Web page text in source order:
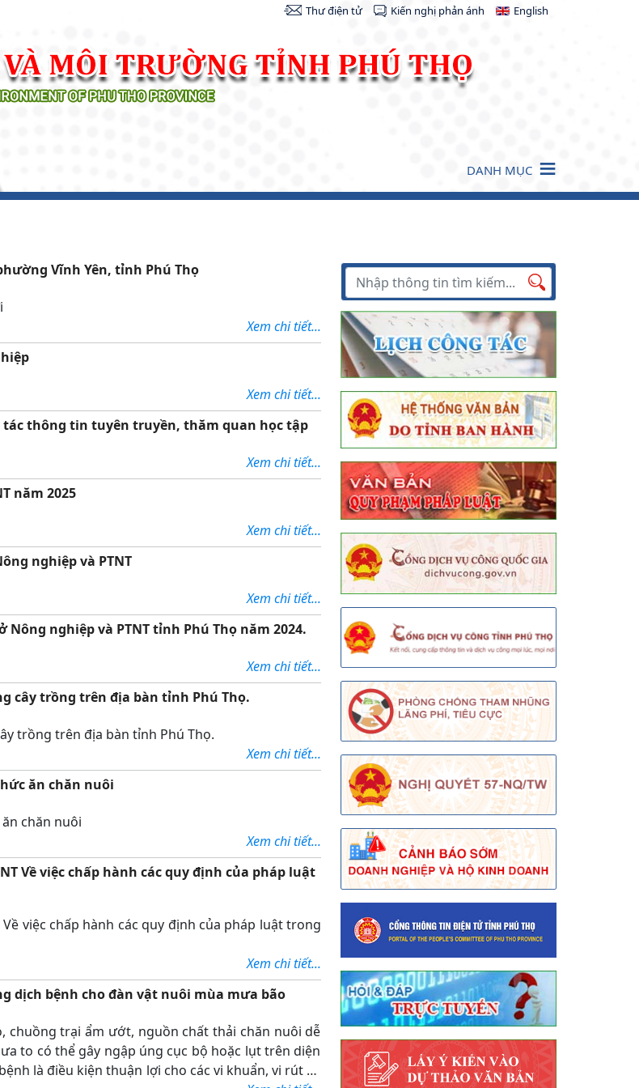
Thư điện tử Kiến nghị phản ánh English
DANH MỤC
Vĩnh Yên, tỉnh Phú Thọ
Xem chi tiết...
Xem chi tiết...
tác thông tin tuyên truyền, thăm quan học tập
Xem chi tiết...
năm 2025
Xem chi tiết...
nghiệp và PTNT
Xem chi tiết...
nghiệp và PTNT tỉnh Phú Thọ năm 2024.
Xem chi tiết...
cây trồng trên địa bàn tỉnh Phú Thọ.
trồng trên địa bàn tỉnh Phú Thọ.
Xem chi tiết...
ăn chăn nuôi
chăn nuôi
Xem chi tiết...
Về việc chấp hành các quy định của pháp luật
việc chấp hành các quy định của pháp luật trong
Xem chi tiết...
dịch bệnh cho đàn vật nuôi mùa mưa bão
chuồng trại ẩm ướt, nguồn chất thải chăn nuôi dễ
to có thể gây ngập úng cục bộ hoặc lụt trên diện
là điều kiện thuận lợi cho các vi khuẩn, vi rút và
Tìm kiếm
Tìm
kiếm